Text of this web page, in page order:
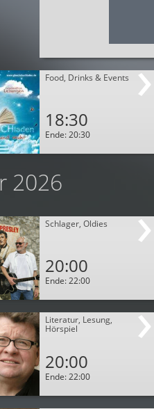
Food, Drinks & Events
18:30
Ende: 20:30
2026
Schlager, Oldies
20:00
Ende: 22:00
Literatur, Lesung,
Hörspiel
20:00
Ende: 22:00